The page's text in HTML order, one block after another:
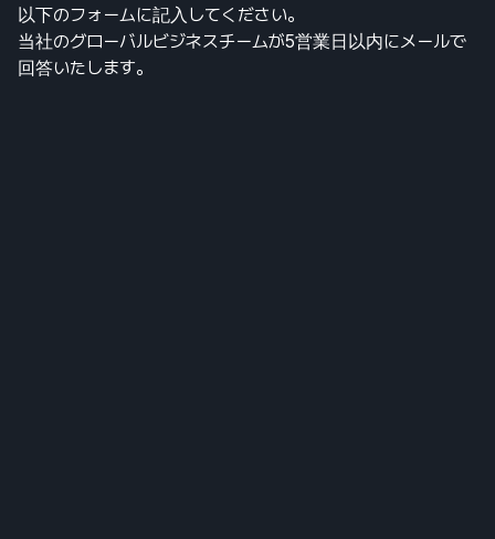
以下のフォームに記入してください。
当社のグローバルビジネスチームが5営業日以内にメールで
回答いたします。